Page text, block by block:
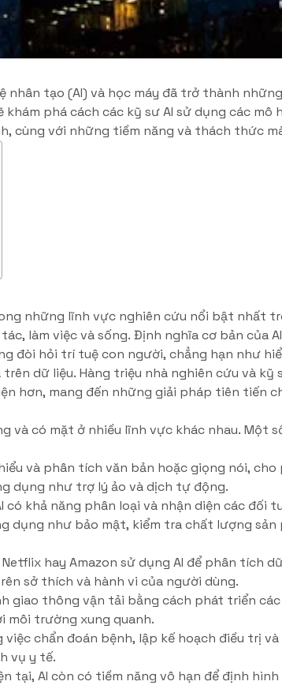
nhân tạo (AI) và học máy đã trở thành
phá cách các kỹ sư AI sử dụng các
cùng với những tiềm năng và thách thức
những lĩnh vực nghiên cứu nổi bật nhất
làm việc và sống. Định nghĩa cơ bản của
đòi hỏi trí tuệ con người, chẳng hạn như
dữ liệu. Hàng triệu nhà nghiên cứu và kỹ
hơn, mang đến những giải pháp tiên tiến
và có mặt ở nhiều lĩnh vực khác nhau. Một
và phân tích văn bản hoặc giọng nói,
dụng như trợ lý ảo và dịch tự động.
có khả năng phân loại và nhận diện các đối
như bảo mật, kiểm tra chất lượng sản
hay Amazon sử dụng AI để phân tích
sở thích và hành vi của người dùng.
giao thông vận tải bằng cách phát triển
môi trường xung quanh.
chẩn đoán bệnh, lập kế hoạch điều trị
vụ y tế.
tại, AI còn có tiềm năng vô hạn để định